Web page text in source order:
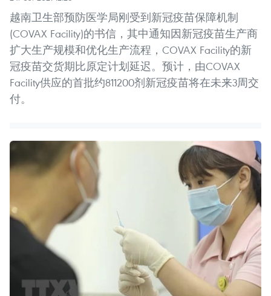
越南卫生部预防医学局刚受到新冠疫苗保障机制
(COVAX Facility)的书信，其中通知因新冠疫苗生产商
扩大生产规模和优化生产流程，COVAX Facility的新
冠疫苗交货期比原定计划延迟。预计，由COVAX
Facility供应的首批约811200剂新冠疫苗将在未来3周交
付。